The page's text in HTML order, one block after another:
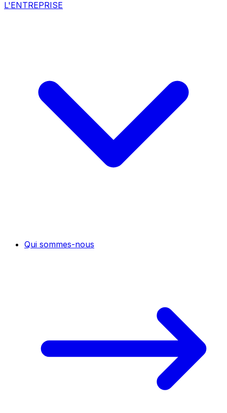
L'ENTREPRISE
Qui sommes-nous